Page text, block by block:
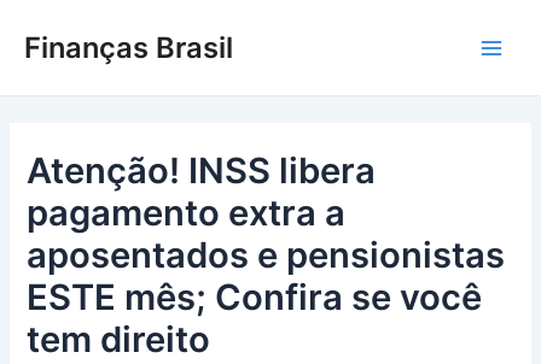
paraFinanças Brasil
Atenção! INSS libera
pagamento extra a
aposentados e pensionistas
ESTE mês; Confira se você
tem direito